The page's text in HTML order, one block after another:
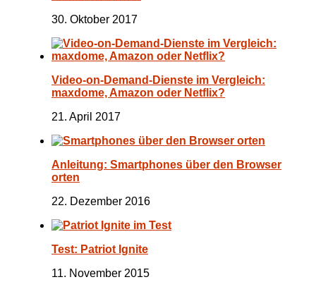
30. Oktober 2017
Video-on-Demand-Dienste im Vergleich:
maxdome, Amazon oder Netflix?
21. April 2017
Anleitung: Smartphones über den Browser
orten
22. Dezember 2016
Test: Patriot Ignite
11. November 2015